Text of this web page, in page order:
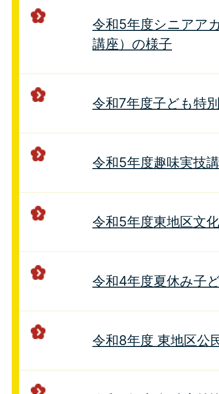
令和5年度シニアア
講座）の様子
令和7年度子ども特
令和5年度趣味実技
令和5年度東地区文
令和4年度夏休み子
令和8年度 東地区公